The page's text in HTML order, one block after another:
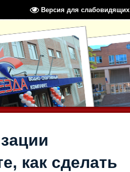
Версия для слабовидящих
как сделать